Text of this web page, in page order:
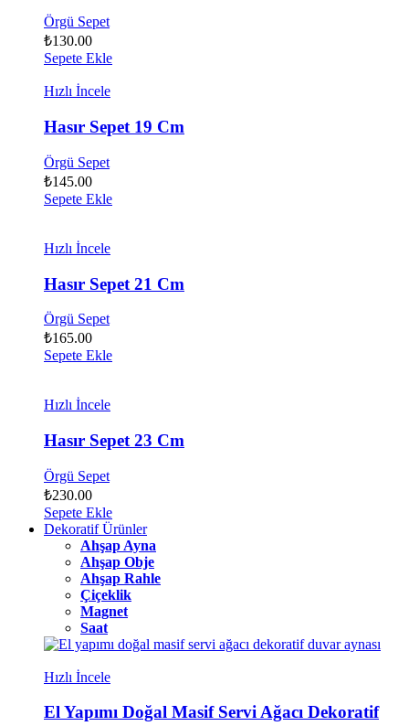
Örgü Sepet
₺130.00
Sepete Ekle
Hızlı İncele
Hasır Sepet 19 Cm
Örgü Sepet
₺145.00
Sepete Ekle
Hızlı İncele
Hasır Sepet 21 Cm
Örgü Sepet
₺165.00
Sepete Ekle
Hızlı İncele
Hasır Sepet 23 Cm
Örgü Sepet
₺230.00
Sepete Ekle
Dekoratif Ürünler
Ahşap Ayna
Ahşap Obje
Ahşap Rahle
Çiçeklik
Magnet
Saat
Hızlı İncele
El Yapımı Doğal Masif Servi Ağacı Dekoratif